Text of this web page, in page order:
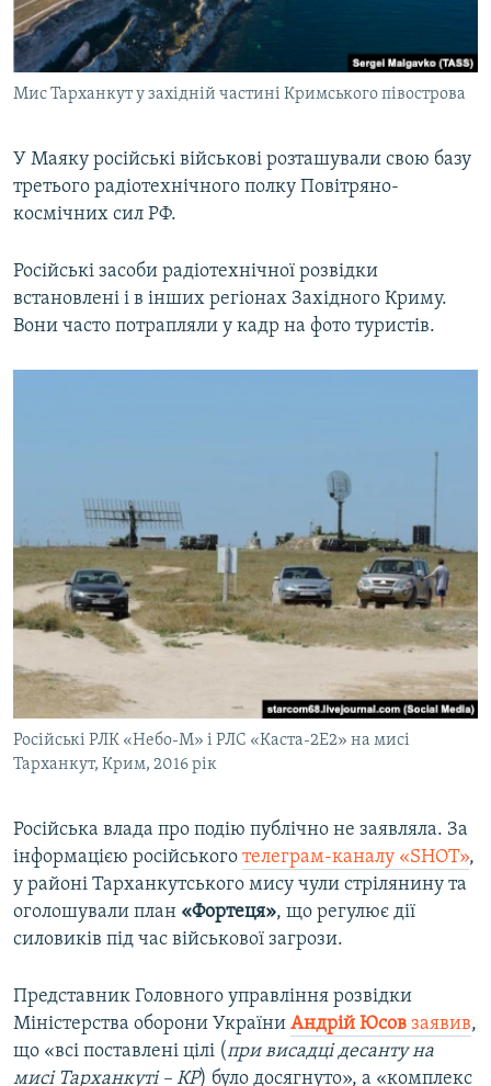
Мис Тарханкут у західній частині Кримського півострова
У Маяку російські військові розташували свою базу
третього радіотехнічного полку Повітряно-
космічних сил РФ.
Російські засоби радіотехнічної розвідки
встановлені і в інших регіонах Західного Криму.
Вони часто потрапляли у кадр на фото туристів.
Російські РЛК «Небо-М» і РЛС «Каста-2Е2» на мисі
Тарханкут, Крим, 2016 рік
Російська влада про подію публічно не заявляла. За
інформацією російського телеграм-каналу «SHOT»,
у районі Тарханкутського мису чули стрілянину та
оголошували план «Фортеця», що регулює дії
силовиків під час військової загрози.
Представник Головного управління розвідки
Міністерства оборони України Андрій Юсов заявив,
що «всі поставлені цілі (при висадці десанту на
мисі Тарханкуті – КР) було досягнуто», а «комплекс